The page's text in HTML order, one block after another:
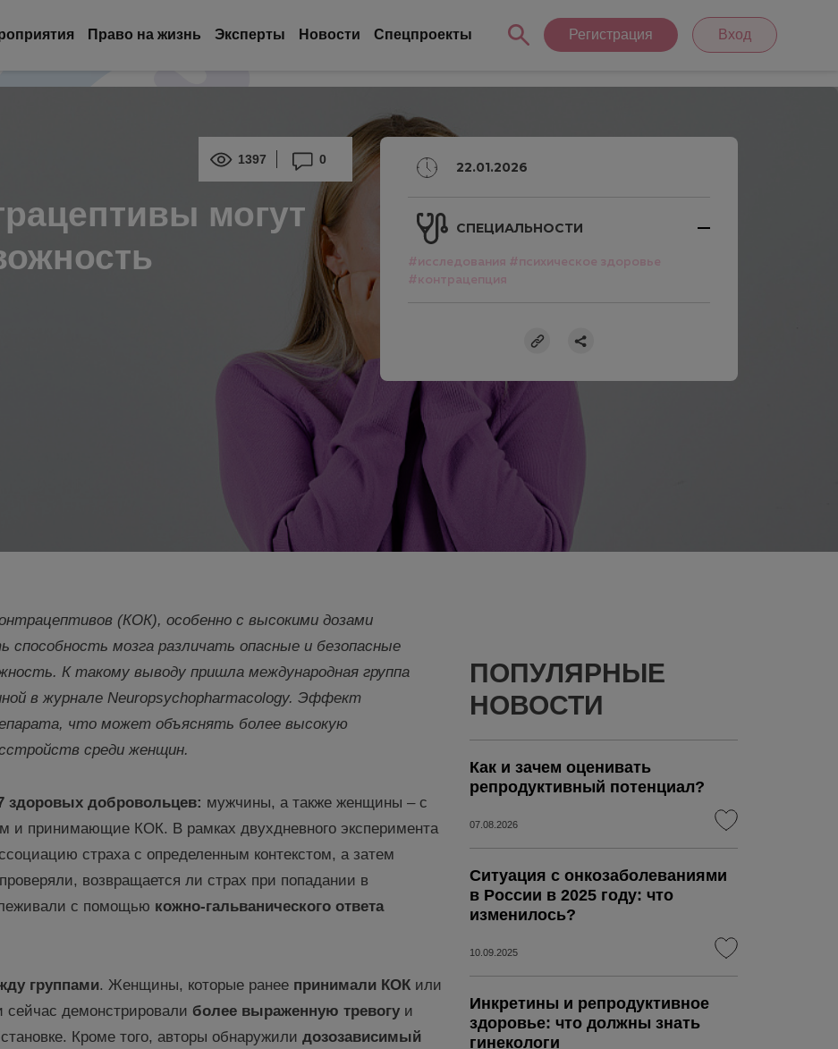
Право на жизнь Эксперты Новости Спецпроекты Регистрация Вход
1397 0
могут
22.01.2026
СПЕЦИАЛЬНОСТИ
#исследования #психическое здоровье
#контрацепция
ептивов (КОК), особенно с высокими дозами
мозга различать опасные и безопасные
К такому выводу пришла международная группа
в журнале Neuropsychopharmacology. Эффект
что может объяснять более высокую
среди женщин.
здоровых добровольцев: мужчины, а также женщины – с
и принимающие КОК. В рамках двухдневного эксперимента
страха с определенным контекстом, а затем
возвращается ли страх при попадании в
с помощью кожно-гальванического ответа
группами. Женщины, которые ранее принимали КОК или
сейчас демонстрировали более выраженную тревогу и
Кроме того, авторы обнаружили дозозависимый
ПОПУЛЯРНЫЕ
НОВОСТИ
Как и зачем оценивать
репродуктивный потенциал?
07.08.2026
Ситуация с онкозаболеваниями
в России в 2025 году: что
изменилось?
10.09.2025
Инкретины и репродуктивное
здоровье: что должны знать
гинекологи